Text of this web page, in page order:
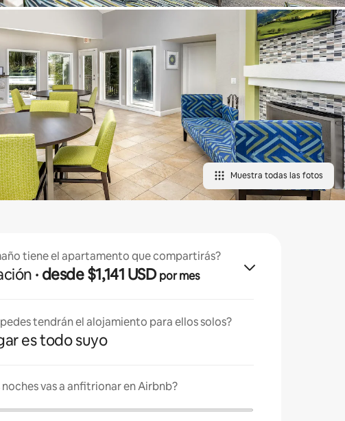
Muestra todas las fotos
tiene el apartamento que compartirás?
· desde $1,141 USDpor mes
tendrán el alojamiento para ellos solos?
es todo suyo
vas a anfitrionar en Airbnb?